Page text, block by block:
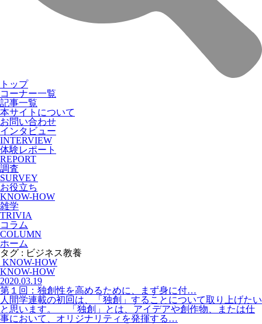
トップ
コーナー一覧
記事一覧
本サイトについて
お問い合わせ
インタビュー
INTERVIEW
体験レポート
REPORT
調査
SURVEY
お役立ち
KNOW-HOW
雑学
TRIVIA
コラム
COLUMN
ホーム
タグ : ビジネス教養
KNOW-HOW
KNOW-HOW
2020.03.19
第１回：独創性を高めるために、まず身に付…
人間学連載の初回は、「独創」することについて取り上げたい
と思います。 「独創」とは、アイデアや創作物、または仕
事において、オリジナリティを発揮する…